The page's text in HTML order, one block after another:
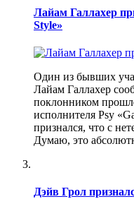
Лайам Галлахер
Style»
Один из бывших
Лайам Галлахер
поклонником
исполнителя Psy
признался, что с
Думаю, это
Дэйв Грол